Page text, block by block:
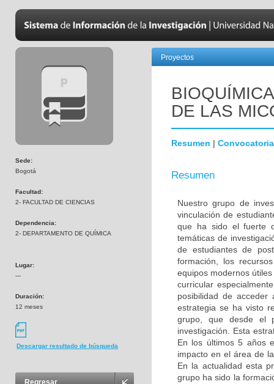
Sede:
Bogotá
Facultad:
2- FACULTAD DE CIENCIAS
Dependencia:
2- DEPARTAMENTO DE QUÍMICA
Lugar:
---
Duración:
12 meses
Descargar resultado de búsqueda
Regresar
Proyectos
DE LAS
Resumen | Convocatoria
Resumen
Nuestro grupo de
vinculación de
que ha sido el fuerte
temáticas de
de estudiantes de
formación, los
equipos modernos
curricular
posibilidad de
estrategia se ha visto
grupo, que desde el
investigación. Esta
En los últimos 5 años
impacto en el área de
En la actualidad esta
grupo ha sido la